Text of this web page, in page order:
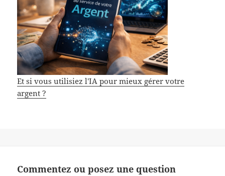
Et si vous utilisiez l'IA pour mieux gérer votre
argent ?
Commentez ou posez une question